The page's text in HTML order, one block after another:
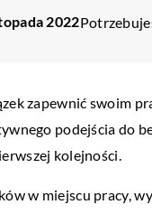
2022
zapewnić swoim
podejścia do
kolejności.
w miejscu pracy,